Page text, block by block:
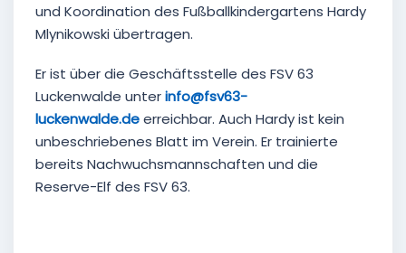
und Koordination des Fußballkindergartens Hardy
Mlynikowski übertragen.
Er ist über die Geschäftsstelle des FSV 63
Luckenwalde unterinfo@fsv63-
luckenwalde.deerreichbar. Auch Hardy ist kein
unbeschriebenes Blatt im Verein. Er trainierte
bereits Nachwuchsmannschaften und die
Reserve-Elf des FSV 63.